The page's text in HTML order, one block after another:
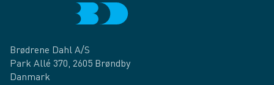
Brødrene Dahl A/S
Park Allé 370, 2605 Brøndby
Danmark